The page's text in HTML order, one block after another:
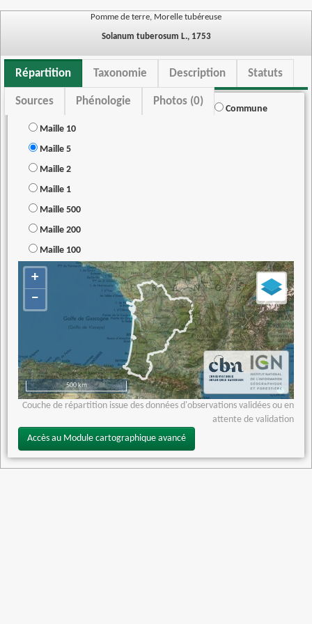
Pomme de terre, Morelle tubéreuse
Solanum tuberosum L., 1753
Répartition Taxonomie Description Statuts
Sources Phénologie Photos (0)
Commune
Maille 10
Maille 5
Maille 2
Maille 1
Maille 500
Maille 200
Maille 100
+
−
500 km
Couche de répartition issue des données d'observations validées ou en
attente de validation
Accès au Module cartographique avancé